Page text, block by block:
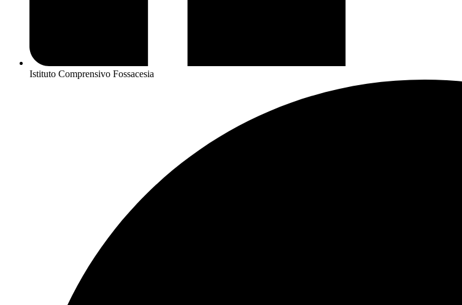
Istituto Comprensivo Fossacesia